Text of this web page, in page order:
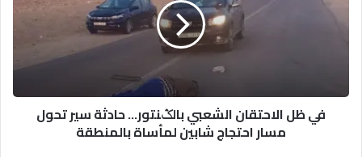
الشعبي
مسار
احتجاجفي ظل الاحتقان الشعبي بالݣنتور… حادثة سير تحول
مسار احتجاج شابين لمأساة بالمنطقة